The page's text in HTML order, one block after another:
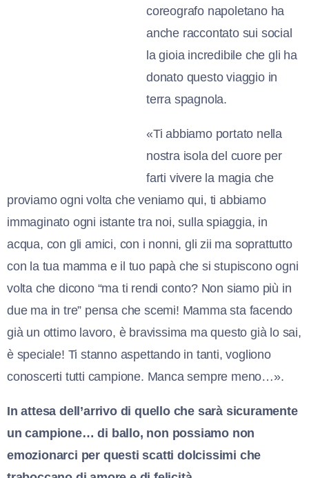
coreografo napoletano ha
anche raccontato sui social
la gioia incredibile che gli ha
donato questo viaggio in
terra spagnola.
«Ti abbiamo portato nella
nostra isola del cuore per
farti vivere la magia che
proviamo ogni volta che veniamo qui, ti abbiamo
immaginato ogni istante tra noi, sulla spiaggia, in
acqua, con gli amici, con i nonni, gli zii ma soprattutto
con la tua mamma e il tuo papà che si stupiscono ogni
volta che dicono “ma ti rendi conto? Non siamo più in
due ma in tre” pensa che scemi! Mamma sta facendo
già un ottimo lavoro, è bravissima ma questo già lo sai,
è speciale! Ti stanno aspettando in tanti, vogliono
conoscerti tutti campione. Manca sempre meno…».
In attesa dell’arrivo di quello che sarà sicuramente
un campione… di ballo, non possiamo non
emozionarci per questi scatti dolcissimi che